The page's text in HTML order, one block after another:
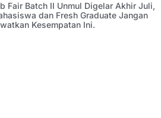
Fair Batch II Unmul Digelar Akhir Juli,
dan Fresh Graduate Jangan
Kesempatan Ini.